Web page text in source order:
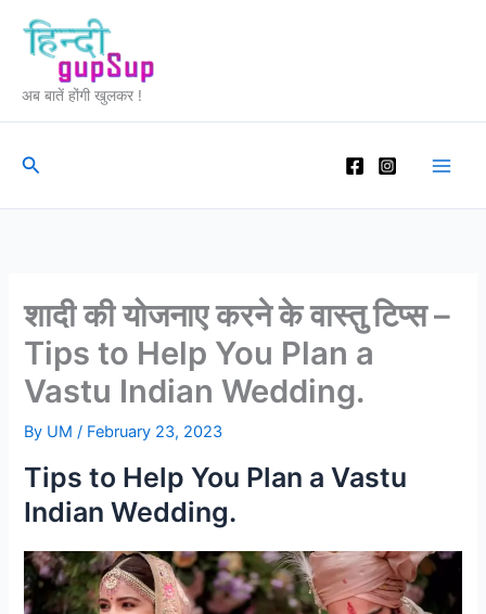
content
अब बातें होंगी खुलकर !
Search
शादी की योजनाए करने के वास्तु टिप्स –
Tips to Help You Plan a
Vastu Indian Wedding.
By UM/ February 23, 2023
Tips to Help You Plan a Vastu
Indian Wedding.